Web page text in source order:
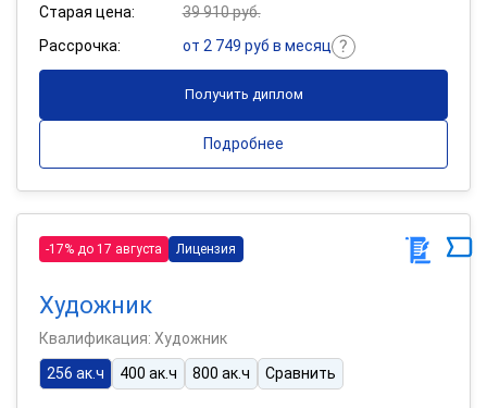
Старая цена:
39 910 руб.
Рассрочка:
от 2 749 руб в месяц
Получить диплом
Подробнее
-17% до 17 августа Лицензия
Художник
Квалификация: Художник
256 ак.ч
400 ак.ч 800 ак.ч Сравнить